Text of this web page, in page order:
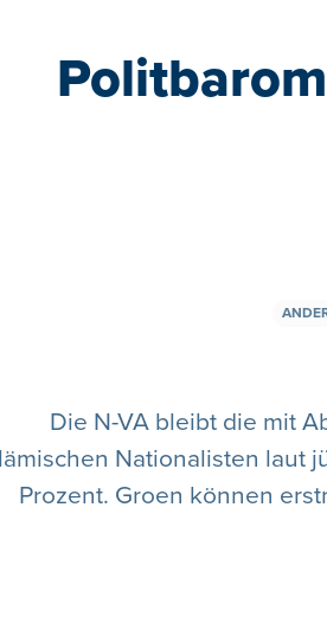
Die N-VA bleibt die mit
Nationalisten laut
Prozent. Groen können